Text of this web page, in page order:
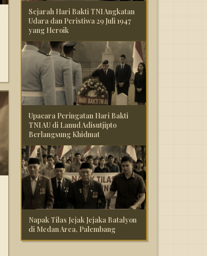
Sejarah Hari Bakti TNI Angkatan
Udara dan Peristiwa 29 Juli 1947
yang Heroik
Upacara Peringatan Hari Bakti
TNI AU di Lanud Adisutjipto
Berlangsung Khidmat
Napak Tilas Jejak Jejaka Batalyon
di Medan Area, Palembang